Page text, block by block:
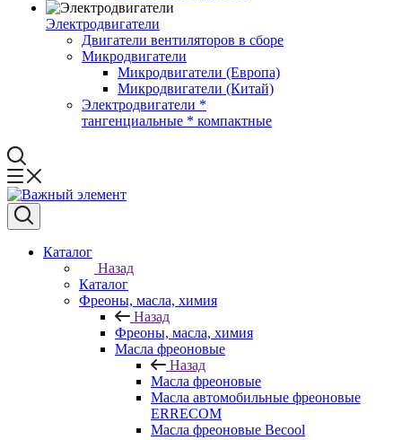
Электродвигатели
Двигатели вентиляторов в сборе
Микродвигатели
Микродвигатели (Европа)
Микродвигатели (Китай)
Электродвигатели *
тангенциальные * компактные
Каталог
Назад
Каталог
Фреоны, масла, химия
Назад
Фреоны, масла, химия
Масла фреоновые
Назад
Масла фреоновые
Масла автомобильные фреоновые
ERRECOM
Масла фреоновые Becool